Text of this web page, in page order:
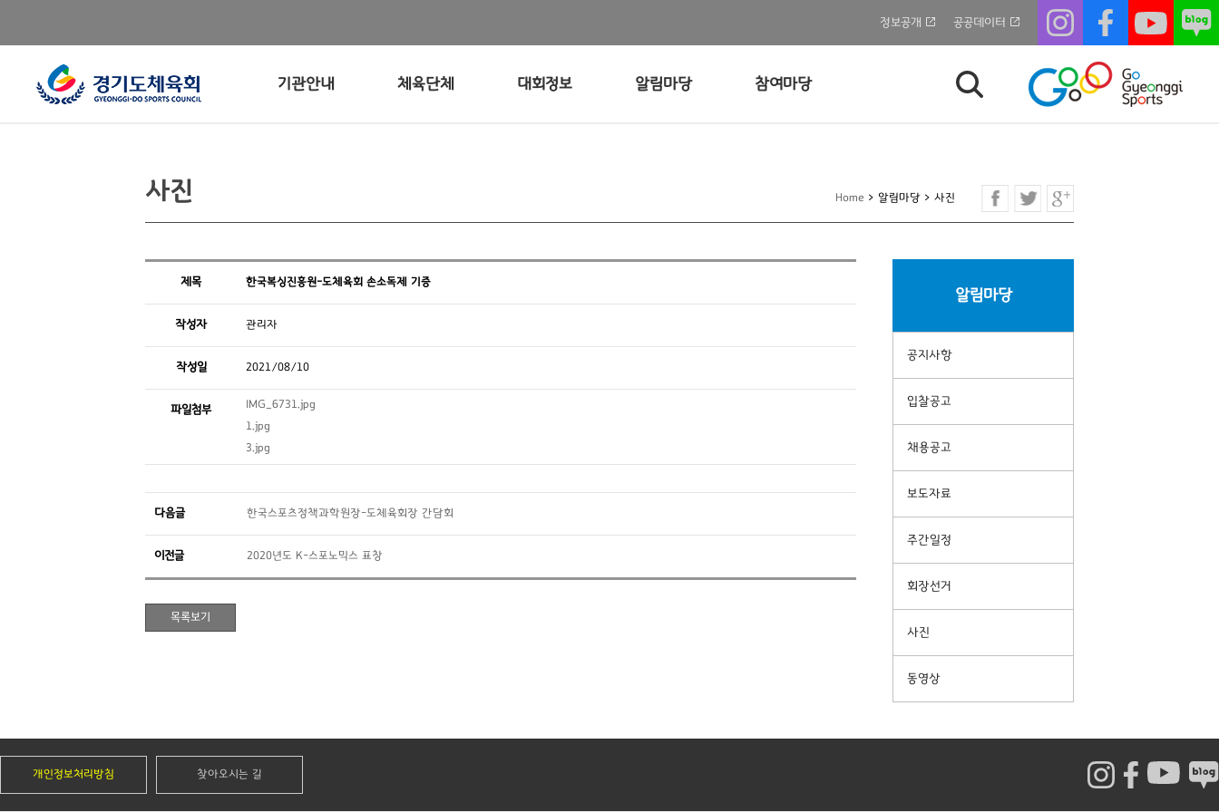
정보공개 공공데이터
기관안내 체육단체 대회정보 알림마당 참여마당
Home > 알림마당 > 사진
사진
알림마당
공지사항
입찰공고
채용공고
보도자료
주간일정
회장선거
사진
동영상
제목 한국복싱진흥원-도체육회 손소독제 기증
작성자 관리자
작성일 2021/08/10
파일첨부
IMG_6731.jpg
1.jpg
3.jpg
다음글 한국스포츠정책과학원장-도체육회장 간담회
이전글 2020년도 K-스포노믹스 표창
개인정보처리방침 찾아오시는 길